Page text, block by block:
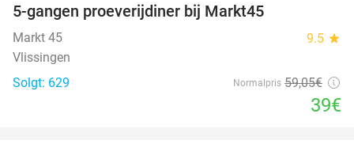
5-gangen proeverijdiner bij Markt45
Markt 45 9.5 star
Vlissingen
Solgt: 629
Normalpris 59,05€
39€